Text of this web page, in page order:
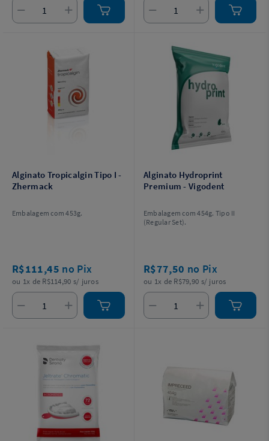
Alginato Tropicalgin Tipo I -
Zhermack
Embalagem com 453g.
R$111,45 no Pix
ou 1x de R$114,90 s/ juros
Alginato Hydroprint
Premium - Vigodent
Embalagem com 454g. Tipo II
(Regular Set).
R$77,50 no Pix
ou 1x de R$79,90 s/ juros